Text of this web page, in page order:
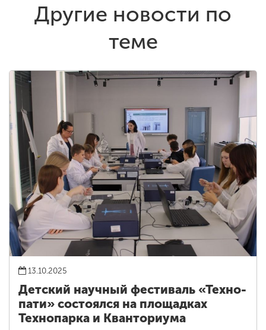
Другие новости по
теме
13.10.2025
Детский научный фестиваль «Техно-
пати» состоялся на площадках
Технопарка и Кванториума